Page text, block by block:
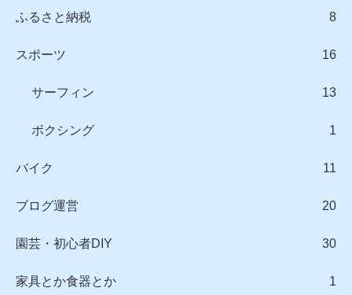
ふるさと納税 8
スポーツ 16
サーフィン 13
ボクシング 1
バイク 11
ブログ運営 20
園芸・初心者DIY 30
家具とか食器とか 1